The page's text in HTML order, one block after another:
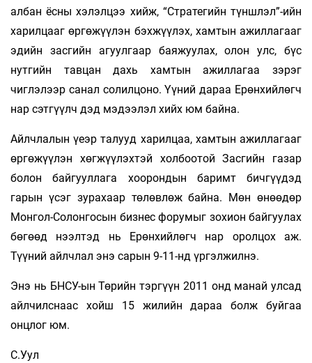
албан ёсны хэлэлцээ хийж, “Стратегийн түншлэл”-ийн
харилцааг өргөжүүлэн бэхжүүлэх, хамтын ажиллагааг
эдийн засгийн агуулгаар баяжуулах, олон улс, бүс
нутгийн тавцан дахь хамтын ажиллагаа зэрэг
чиглэлээр санал солилцоно. Үүний дараа Ерөнхийлөгч
нар сэтгүүлч­ дэд мэдээлэл хийх юм байна.
Айлчлалын үеэр талууд харилцаа, хамтын ажиллагааг
өргөжүүлэн хөгжүүлэхтэй холбоотой Засгийн газар
болон байгууллага хоорондын баримт бичгүүдэд
гарын үсэг зурахаар төлөвлөж байна. Мөн өнөөдөр
Монгол-Солонгосын бизнес форумыг зохион байгуулах
бөгөөд нээлтэд нь Ерөнхийлөгч нар оролцох аж.
Түүний айлчлал энэ сарын 9-11-нд үргэлжилнэ.
Энэ нь БНСУ-ын Төрийн тэргүүн 2011 онд манай улсад
айлчилснаас хойш 15 жилийн дараа болж буйгаа
онцлог юм.
С.Уул